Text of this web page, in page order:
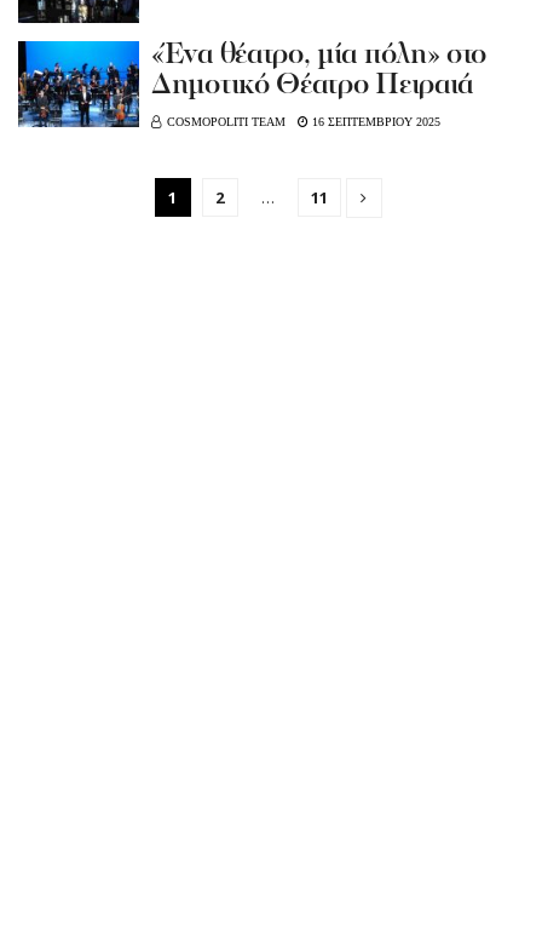
«Ένα θέατρο, μία πόλη» στο
Δημοτικό Θέατρο Πειραιά
COSMOPOLITI TEAM 16 ΣΕΠΤΕΜΒΡΙΟΥ 2025
1 2 … 11